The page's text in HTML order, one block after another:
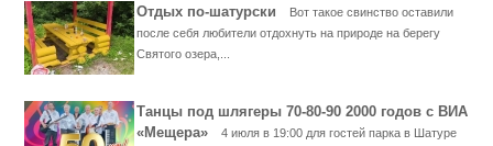
Отдых по-шатурски
Вот такое свинство оставили
после себя любители отдохнуть на природе на берегу
Святого озера,...
Танцы под шлягеры 70-80-90 2000 годов с ВИА
«Мещера»
4 июля в 19:00 для гостей парка в Шатуре